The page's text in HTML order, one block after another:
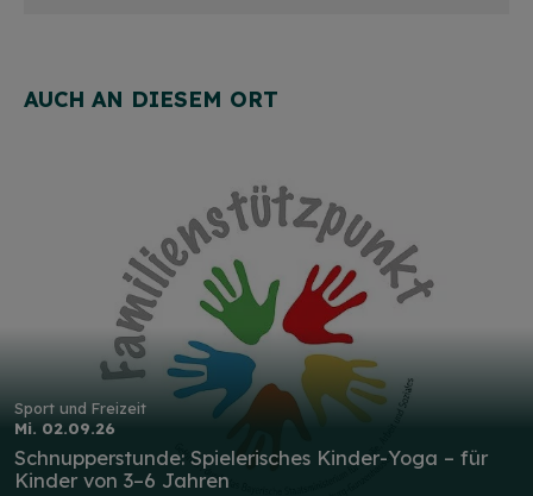
AUCH AN DIESEM ORT
Sport und Freizeit
Mi. 02.09.26
Schnupperstunde: Spielerisches Kinder-Yoga – für
Kinder von 3–6 Jahren